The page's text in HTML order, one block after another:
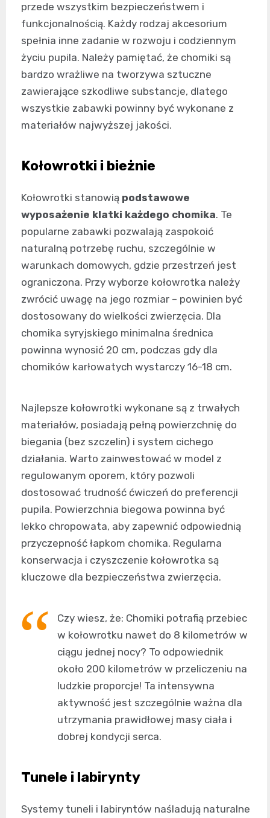
przede wszystkim bezpieczeństwem i
funkcjonalnością. Każdy rodzaj akcesorium
spełnia inne zadanie w rozwoju i codziennym
życiu pupila. Należy pamiętać, że chomiki są
bardzo wrażliwe na tworzywa sztuczne
zawierające szkodliwe substancje, dlatego
wszystkie zabawki powinny być wykonane z
materiałów najwyższej jakości.
Kołowrotki i bieżnie
Kołowrotki stanowią podstawowe
wyposażenie klatki każdego chomika. Te
popularne zabawki pozwalają zaspokoić
naturalną potrzebę ruchu, szczególnie w
warunkach domowych, gdzie przestrzeń jest
ograniczona. Przy wyborze kołowrotka należy
zwrócić uwagę na jego rozmiar – powinien być
dostosowany do wielkości zwierzęcia. Dla
chomika syryjskiego minimalna średnica
powinna wynosić 20 cm, podczas gdy dla
chomików karłowatych wystarczy 16-18 cm.
Najlepsze kołowrotki wykonane są z trwałych
materiałów, posiadają pełną powierzchnię do
biegania (bez szczelin) i system cichego
działania. Warto zainwestować w model z
regulowanym oporem, który pozwoli
dostosować trudność ćwiczeń do preferencji
pupila. Powierzchnia biegowa powinna być
lekko chropowata, aby zapewnić odpowiednią
przyczepność łapkom chomika. Regularna
konserwacja i czyszczenie kołowrotka są
kluczowe dla bezpieczeństwa zwierzęcia.
Czy wiesz, że: Chomiki potrafią przebiec
w kołowrotku nawet do 8 kilometrów w
ciągu jednej nocy? To odpowiednik
około 200 kilometrów w przeliczeniu na
ludzkie proporcje! Ta intensywna
aktywność jest szczególnie ważna dla
utrzymania prawidłowej masy ciała i
dobrej kondycji serca.
Tunele i labirynty
Systemy tuneli i labiryntów naśladują naturalne